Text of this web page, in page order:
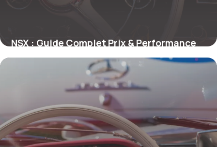
NSX : Guide Complet Prix & Performance
24 mai 2026